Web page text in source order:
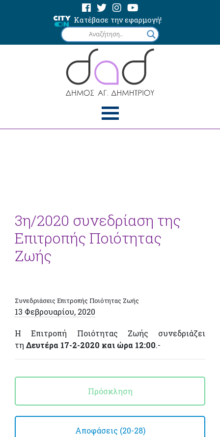
Κατέβασε την εφαρμογή!
3η/2020 συνεδρίαση της
Επιτροπής Ποιότητας
Ζωής
Συνεδριάσεις Επιτροπής Ποιότητας Ζωής
13 Φεβρουαρίου, 2020
Η Επιτροπή Ποιότητας Ζωής συνεδριάζει
τη Δευτέρα 17-2-2020 και ώρα 12:00.-
Πρόσκληση
Αποφάσεις (20-28)